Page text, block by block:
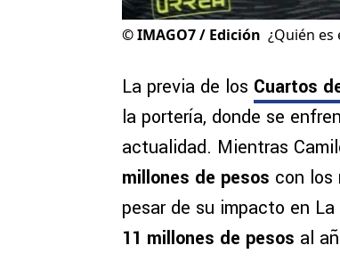
©IMAGO7 / Edición ¿Quién
La previa de los Cuartos
la portería, donde se
actualidad. Mientras
millones de pesos con los
pesar de su impacto en
11 millones de pesos al